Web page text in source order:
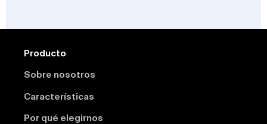
Producto
Sobre nosotros
Características
Por qué elegirnos